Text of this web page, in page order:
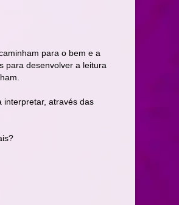
para o bem e a
para desenvolver a leitura
através das